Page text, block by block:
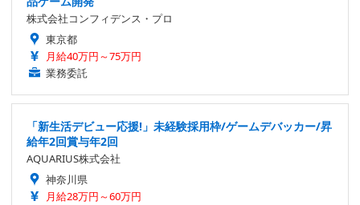
株式会社コンフィデンス・プロ
東京都
月給40万円～75万円
業務委託
「新生活デビュー応援!」未経験採用枠/ゲームデバッカー/昇
給年2回賞与年2回
AQUARIUS株式会社
神奈川県
月給28万円～60万円